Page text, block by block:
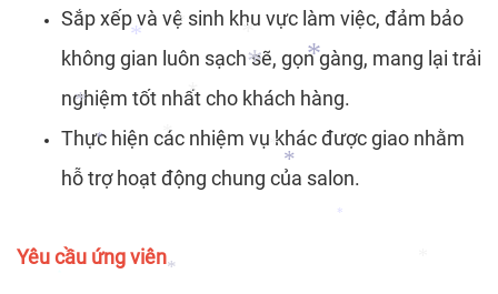
*
*
*
*
*
*
Sắp xếp và vệ sinh khu vực làm việc, đảm bảo
không gian luôn sạch sẽ, gọn gàng, mang lại trải
nghiệm tốt nhất cho khách hàng.
Thực hiện các nhiệm vụ khác được giao nhằm
hỗ trợ hoạt động chung của salon.
Yêu cầu ứng viên